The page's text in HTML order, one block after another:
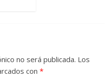
no será publicada. Los
con*